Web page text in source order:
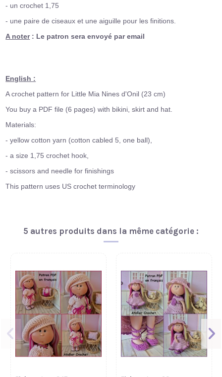
- un crochet 1,75
- une paire de ciseaux et une aiguille pour les finitions.
A noter: Le patron sera envoyé par email
English :
A crochet pattern for Little Mia Nines d'Onil (23 cm)
You buy a PDF file (6 pages) with bikini, skirt and hat.
Materials:
- yellow cotton yarn (cotton cabled 5, one ball),
- a size 1,75 crochet hook,
- scissors and needle for finishings
This pattern uses US crochet terminology
5 autres produits dans la même catégorie :